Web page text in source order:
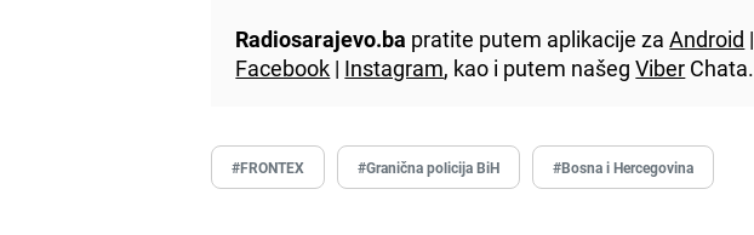
Radiosarajevo.ba pratite putem aplikacije zaAndroid |
Facebook | Instagram, kao i putem našegViber Chata.
#FRONTEX #Granična policija BiH #Bosna i Hercegovina